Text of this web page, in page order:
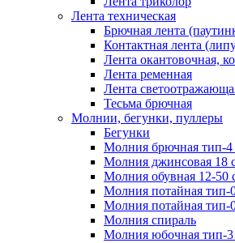
Лента техническая
Брючная лента
Контактная лента
Лента окантовочная,
Лента ременная
Лента
Тесьма брючная
Молнии, бегунки, пуллеры
Бегунки
Молния брючная тип-4
Молния джинсовая 18
Молния обувная 12-50
Молния потайная тип-
Молния потайная тип-
Молния спираль
Молния юбочная тип-3